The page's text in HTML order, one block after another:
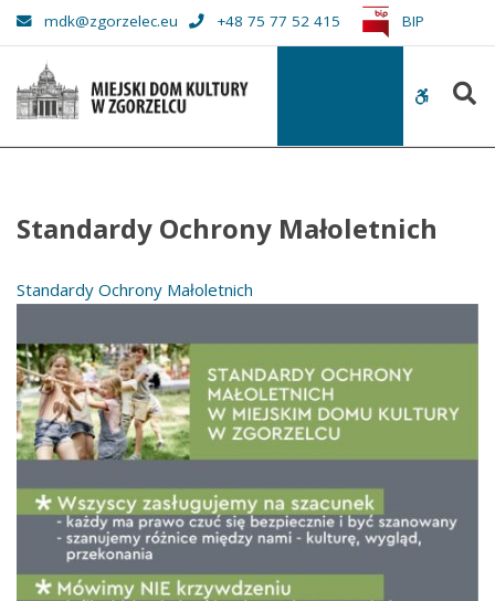
Standardy
Ochrony
Małoletnich
mdk@zgorzelec.eu +48 75 77 52 415 BIP
WCAG
Standardy Ochrony Małoletnich
Standardy Ochrony Małoletnich